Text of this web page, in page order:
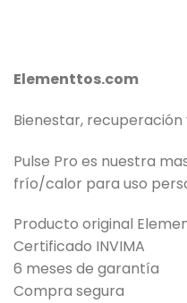
Elementtos.com
Bienestar,
Pulse Pro es nuestra
frío/calor para uso
Producto original
Certificado INVIMA
6 meses de garantía
Compra segura